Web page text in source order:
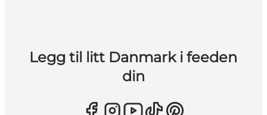
Legg til litt Danmark i feeden
din